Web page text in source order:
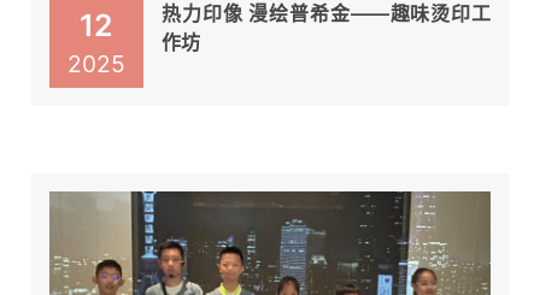
12
2025
热力印像 漫绘普希金——趣味烫印工
作坊